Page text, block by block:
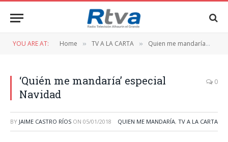
YOU ARE AT: Home » TV A LA CARTA » Quien me mandaría
‘Quién me mandaría’ especial
Navidad
0
BY JAIME CASTRO RÍOS ON 05/01/2018 QUIEN ME MANDARÍA, TV A LA CARTA